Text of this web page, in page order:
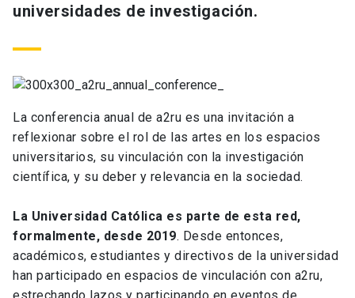
universidades de investigación.
La conferencia anual de a2ru es una invitación a
reflexionar sobre el rol de las artes en los espacios
universitarios, su vinculación con la investigación
científica, y su deber y relevancia en la sociedad.
La Universidad Católica es parte de esta red,
formalmente, desde 2019. Desde entonces,
académicos, estudiantes y directivos de la universidad
han participado en espacios de vinculación con a2ru,